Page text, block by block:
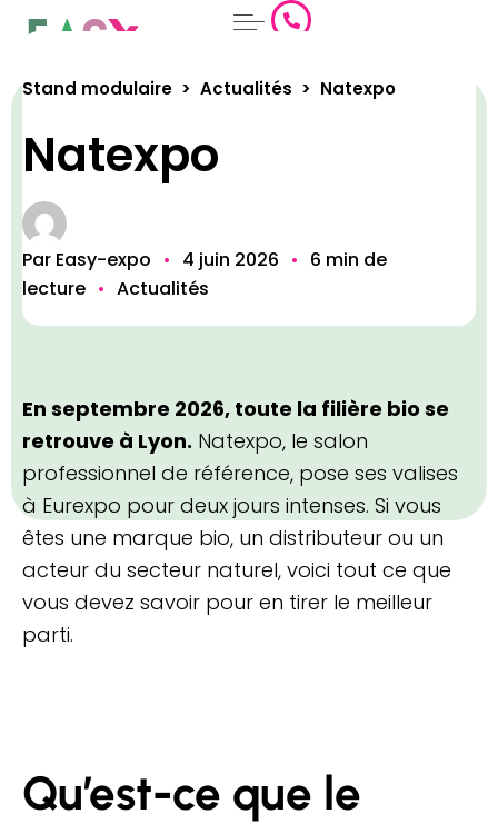
Stand modulaire > Actualités > Natexpo
Natexpo
Par Easy-expo • 4 juin 2026 • 6 min de
lecture • Actualités
En septembre 2026, toute la filière bio se
retrouve à Lyon. Natexpo, le salon
professionnel de référence, pose ses valises
à Eurexpo pour deux jours intenses. Si vous
êtes une marque bio, un distributeur ou un
acteur du secteur naturel, voici tout ce que
vous devez savoir pour en tirer le meilleur
parti.
Qu’est-ce que le